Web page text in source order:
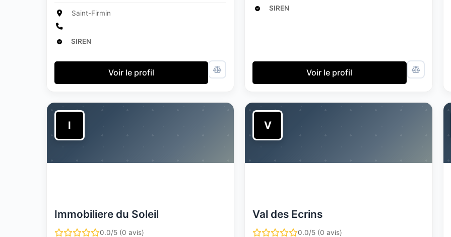
Saint-Firmin
SIREN
Voir le profil
SIREN
Voir le profil
I
Immobiliere du Soleil
0.0/5 (0 avis)
V
Val des Ecrins
0.0/5 (0 avis)